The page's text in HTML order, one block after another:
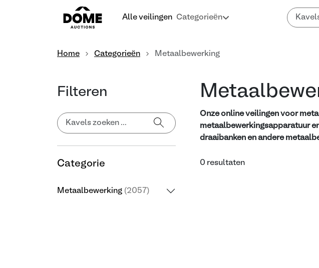
Alle veilingen Categorieën
Home Categorieën Metaalbewerking
Filteren
Categorie
Metaalbewerking (2057)
Onze online veilingen voor
metaalbewerkingsapparatuur
draaibanken en andere
0 resultaten